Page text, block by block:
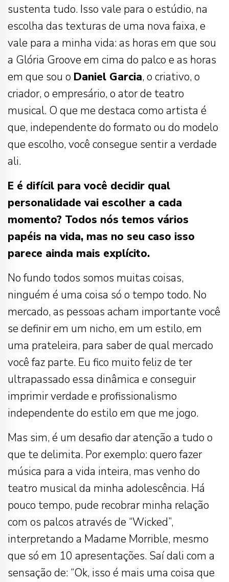
sustenta tudo. Isso vale para o estúdio, na
escolha das texturas de uma nova faixa, e
vale para a minha vida: as horas em que sou
a Glória Groove em cima do palco e as horas
em que sou o Daniel Garcia, o criativo, o
criador, o empresário, o ator de teatro
musical. O que me destaca como artista é
que, independente do formato ou do modelo
que escolho, você consegue sentir a verdade
ali.
E é difícil para você decidir qual
personalidade vai escolher a cada
momento? Todos nós temos vários
papéis na vida, mas no seu caso isso
parece ainda mais explícito.
No fundo todos somos muitas coisas,
ninguém é uma coisa só o tempo todo. No
mercado, as pessoas acham importante você
se definir em um nicho, em um estilo, em
uma prateleira, para saber de qual mercado
você faz parte. Eu fico muito feliz de ter
ultrapassado essa dinâmica e conseguir
imprimir verdade e profissionalismo
independente do estilo em que me jogo.
Mas sim, é um desafio dar atenção a tudo o
que te delimita. Por exemplo: quero fazer
música para a vida inteira, mas venho do
teatro musical da minha adolescência. Há
pouco tempo, pude recobrar minha relação
com os palcos através de “Wicked”,
interpretando a Madame Morrible, mesmo
que só em 10 apresentações. Saí dali com a
sensação de: “Ok, isso é mais uma coisa que